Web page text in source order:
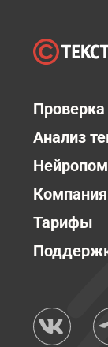
Проверка
Анализ
Компания
Тарифы